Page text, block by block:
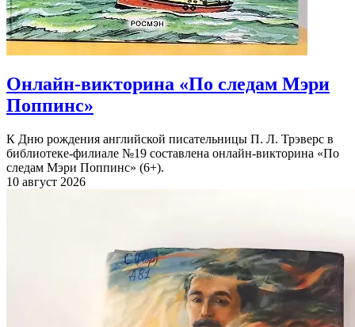
Онлайн-викторина «По следам Мэри
Поппинс»
К Дню рождения английской писательницы П. Л. Трэверс в
библиотеке-филиале №19 составлена онлайн-викторина «По
следам Мэри Поппинс» (6+).
10 август 2026